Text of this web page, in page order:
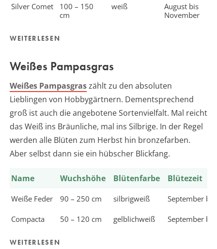
Silver Comet
100 – 150
cm
weiß
August bis
November
WEITERLESEN
Weißes Pampasgras
Weißes Pampasgraszählt zu den absoluten
Lieblingen von Hobbygärtnern. Dementsprechend
groß ist auch die angebotene Sortenvielfalt. Mal reicht
das Weiß ins Bräunliche, mal ins Silbrige. In der Regel
werden alle Blüten zum Herbst hin bronzefarben.
Aber selbst dann sie ein hübscher Blickfang.
Name Wuchshöhe Blütenfarbe Blütezeit
Weiße Feder 90 – 250 cm silbrigweiß September
Compacta 50 – 120 cm gelblichweiß September
WEITERLESEN